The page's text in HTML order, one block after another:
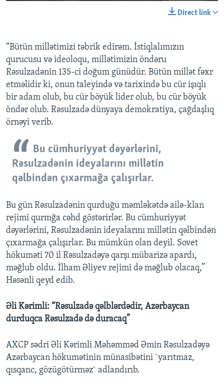
Direct link
“Bütün millətimizi təbrik edirəm. İstiqlalımızın
qurucusu və ideoloqu, millətimizin öndəru
Rəsulzadənin 135-ci doğum günüdür. Bütün millət fəxr
etməlidir ki, onun taleyində və tarixində bu cür işıqlı
bir adam olub, bu cür böyük lider olub, bu cür böyük
öndər olub. Rəsulzadə dünyaya demokratiya, çağdaşlıq
örnəyi verib.
Bu cümhuriyyət dəyərlərini,
Rəsulzadənin ideyalarını millətin
qəlbindən çıxarmağa çalışırlar.
Bu gün Rəsulzadənin qurduğu məmləkətdə ailə-klan
rejimi qurmğa cəhd göstərirlər. Bu cümhuriyyət
dəyərlərini, Rəsulzadənin ideyalarını millətin qəlbindən
çıxarmağa çalışırlar. Bu mümkün olan deyil. Sovet
hökuməti 70 il Rəsulzadəyə qarşı mübarizə apardı,
məğlub oldu. İlham Əliyev rejimi də məğlub olacaq,”
Həsənli qeyd edib.
Əli Kərimli: “Rəsulzadə qəlblərdədir, Azərbaycan
durduqca Rəsulzadə də duracaq”
AXCP sədri Əli Kərimli Məhəmməd Əmin Rəsulzadəyə
Azərbaycan hökumətinin münasibətini `yarıtmaz,
qısqanc, gözügötürməz` adlandırıb.